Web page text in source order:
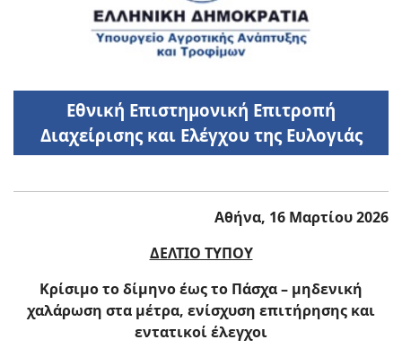
Εθνική Επιστημονική Επιτροπή
Διαχείρισης και Ελέγχου της Ευλογιάς
Αθήνα, 16 Μαρτίου 2026
ΔΕΛΤΙΟ ΤΥΠΟΥ
Κρίσιμο το δίμηνο έως το Πάσχα – μηδενική
χαλάρωση στα μέτρα, ενίσχυση επιτήρησης και
εντατικοί έλεγχοι